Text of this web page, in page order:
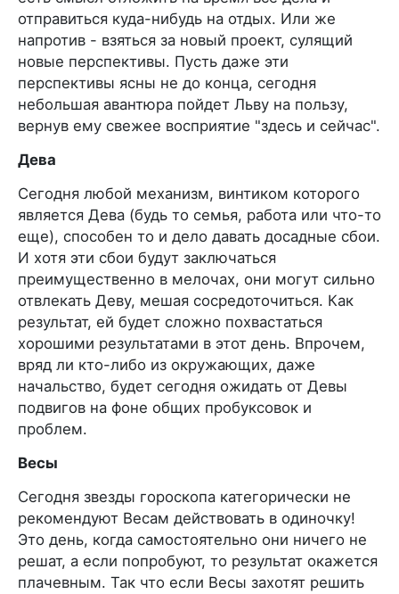
отправиться куда-нибудь на отдых. Или же
напротив - взяться за новый проект, сулящий
новые перспективы. Пусть даже эти
перспективы ясны не до конца, сегодня
небольшая авантюра пойдет Льву на пользу,
вернув ему свежее восприятие "здесь и сейчас".
Дева
Сегодня любой механизм, винтиком которого
является Дева (будь то семья, работа или что-то
еще), способен то и дело давать досадные сбои.
И хотя эти сбои будут заключаться
преимущественно в мелочах, они могут сильно
отвлекать Деву, мешая сосредоточиться. Как
результат, ей будет сложно похвастаться
хорошими результатами в этот день. Впрочем,
вряд ли кто-либо из окружающих, даже
начальство, будет сегодня ожидать от Девы
подвигов на фоне общих пробуксовок и
проблем.
Весы
Сегодня звезды гороскопа категорически не
рекомендуют Весам действовать в одиночку!
Это день, когда самостоятельно они ничего не
решат, а если попробуют, то результат окажется
плачевным. Так что если Весы захотят решить